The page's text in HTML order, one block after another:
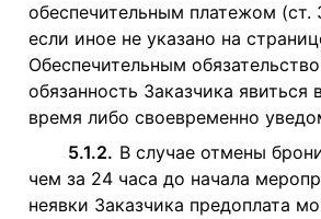
обеспечительным платежом (ст.
если иное не указано на
Обеспечительным
обязанность Заказчика явиться
время либо своевременно
5.1.2. В случае отмены
чем за 24 часа до начала
неявки Заказчика предоплата